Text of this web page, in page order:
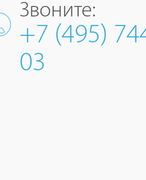
Звоните:
+7 (495)
03